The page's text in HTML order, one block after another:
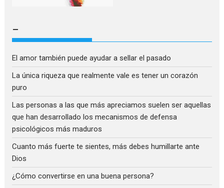
–
El amor también puede ayudar a sellar el pasado
La única riqueza que realmente vale es tener un corazón
puro
Las personas a las que más apreciamos suelen ser aquellas
que han desarrollado los mecanismos de defensa
psicológicos más maduros
Cuanto más fuerte te sientes, más debes humillarte ante
Dios
¿Cómo convertirse en una buena persona?